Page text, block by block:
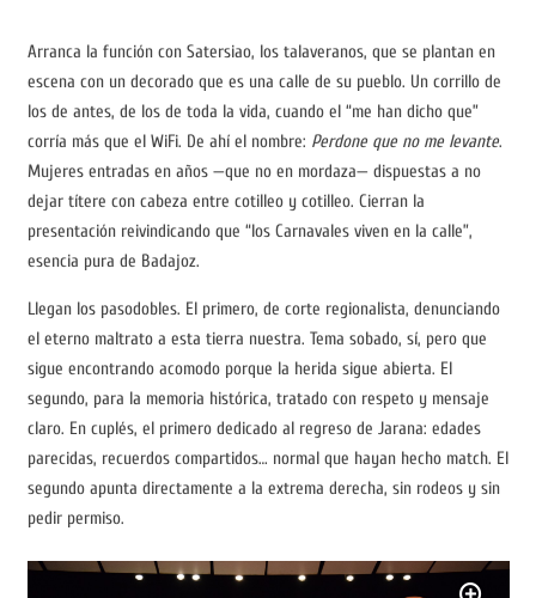
Arranca la función con Satersiao, los talaveranos, que se plantan en
escena con un decorado que es una calle de su pueblo. Un corrillo de
los de antes, de los de toda la vida, cuando el “me han dicho que”
corría más que el WiFi. De ahí el nombre: Perdone que no me levante.
Mujeres entradas en años —que no en mordaza— dispuestas a no
dejar títere con cabeza entre cotilleo y cotilleo. Cierran la
presentación reivindicando que “los Carnavales viven en la calle”,
esencia pura de Badajoz.
Llegan los pasodobles. El primero, de corte regionalista, denunciando
el eterno maltrato a esta tierra nuestra. Tema sobado, sí, pero que
sigue encontrando acomodo porque la herida sigue abierta. El
segundo, para la memoria histórica, tratado con respeto y mensaje
claro. En cuplés, el primero dedicado al regreso de Jarana: edades
parecidas, recuerdos compartidos… normal que hayan hecho match. El
segundo apunta directamente a la extrema derecha, sin rodeos y sin
pedir permiso.